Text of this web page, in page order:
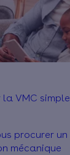
VMC simple
procurer un
mécanique